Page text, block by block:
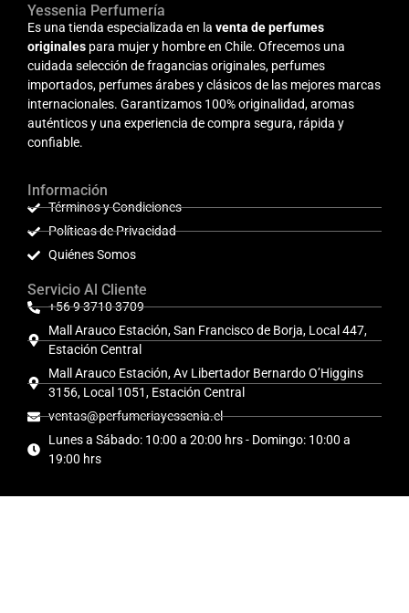
Yessenia Perfumería
Es una tienda especializada en la venta de perfumes
originales para mujer y hombre en Chile. Ofrecemos una
cuidada selección de fragancias originales, perfumes
importados, perfumes árabes y clásicos de las mejores marcas
internacionales. Garantizamos 100% originalidad, aromas
auténticos y una experiencia de compra segura, rápida y
confiable.
Información
Términos y Condiciones
Políticas de Privacidad
Quiénes Somos
Servicio Al Cliente
+56 9 3710 3709
Mall Arauco Estación, San Francisco de Borja, Local 447,
Estación Central
Mall Arauco Estación, Av Libertador Bernardo O’Higgins
3156, Local 1051, Estación Central
ventas@perfumeriayessenia.cl
Lunes a Sábado: 10:00 a 20:00 hrs - Domingo: 10:00 a
19:00 hrs